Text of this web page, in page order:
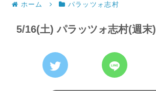
ホーム パラッツォ志村
5/16(土) パラッツォ志村(週末)